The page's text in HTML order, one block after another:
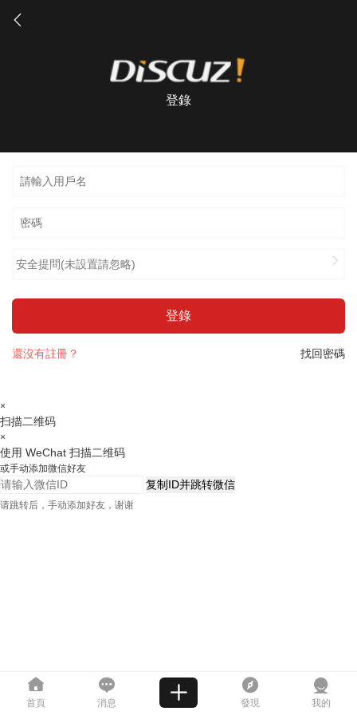
登錄
安全提問(未設置請忽略)
登錄
找回密碼
還沒有註冊？
×
扫描二维码
×
使用 WeChat 扫描二维码
或手动添加微信好友
复制ID并跳转微信
请跳转后，手动添加好友，谢谢
首頁 消息 發現 我的